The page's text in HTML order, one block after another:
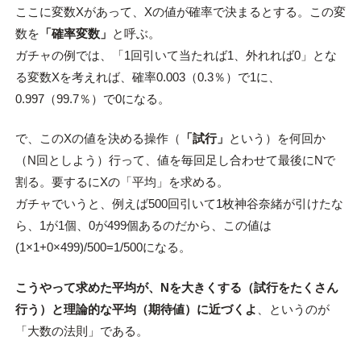
ここに変数Xがあって、Xの値が確率で決まるとする。この変
数を 「確率変数」 と呼ぶ。
ガチャの例では、「1回引いて当たれば1、外れれば0」とな
る変数Xを考えれば、確率0.003（0.3％）で1に、
0.997（99.7％）で0になる。
で、このXの値を決める操作（ 「試行」 という）を何回か
（N回としよう）行って、値を毎回足し合わせて最後にNで
割る。要するにXの「平均」を求める。
ガチャでいうと、例えば500回引いて1枚神谷奈緒が引けたな
ら、1が1個、0が499個あるのだから、この値は
(1×1+0×499)/500=1/500になる。
こうやって求めた平均が、Nを大きくする（試行をたくさん
行う）と理論的な平均（期待値）に近づくよ
、というのが
「大数の法則」である。